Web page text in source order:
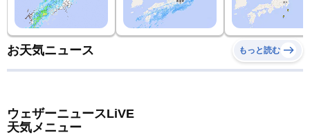
お天気ニュース もっと読む
ウェザーニュースLiVE
天気メニュー